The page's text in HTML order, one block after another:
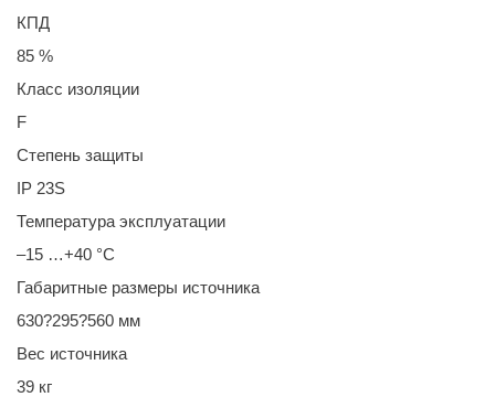
КПД
85 %
Класс изоляции
F
Степень защиты
IP 23S
Температура эксплуатации
–15 …+40 °C
Габаритные размеры источника
630?295?560 мм
Вес источника
39 кг